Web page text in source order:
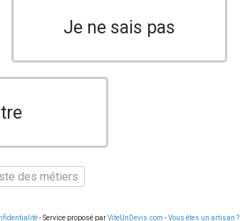
Je ne sais pas
des métiers
- Service proposé parViteUnDevis.com -Vous êtes un artisan ?